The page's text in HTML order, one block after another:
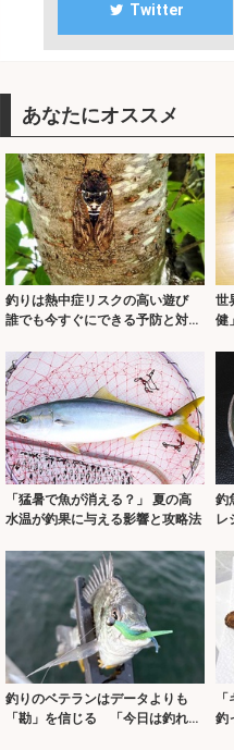
Twitter
あなたにオススメ
釣りは熱中症リスクの高い遊び
誰でも今すぐにできる予防と対策
世
健
「猛暑で魚が消える？」 夏の高
水温が釣果に与える影響と攻略法
釣
レ
釣りのベテランはデータよりも
「勘」を信じる 「今日は釣れそ
釣